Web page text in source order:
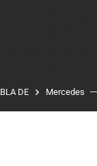
DE Mercedes